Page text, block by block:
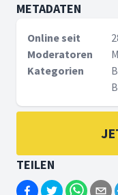
METADATEN
Online seit
Moderatoren
Kategorien
TEILEN